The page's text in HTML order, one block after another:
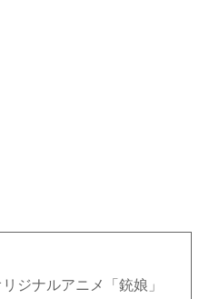
ジナルアニメ「銃娘」